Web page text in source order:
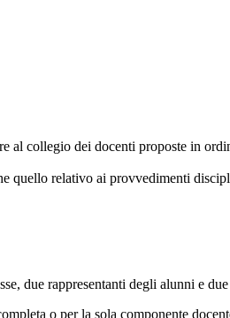
al collegio dei docenti proposte in
quello relativo ai provvedimenti
due rappresentanti degli alunni e
o per la sola componente